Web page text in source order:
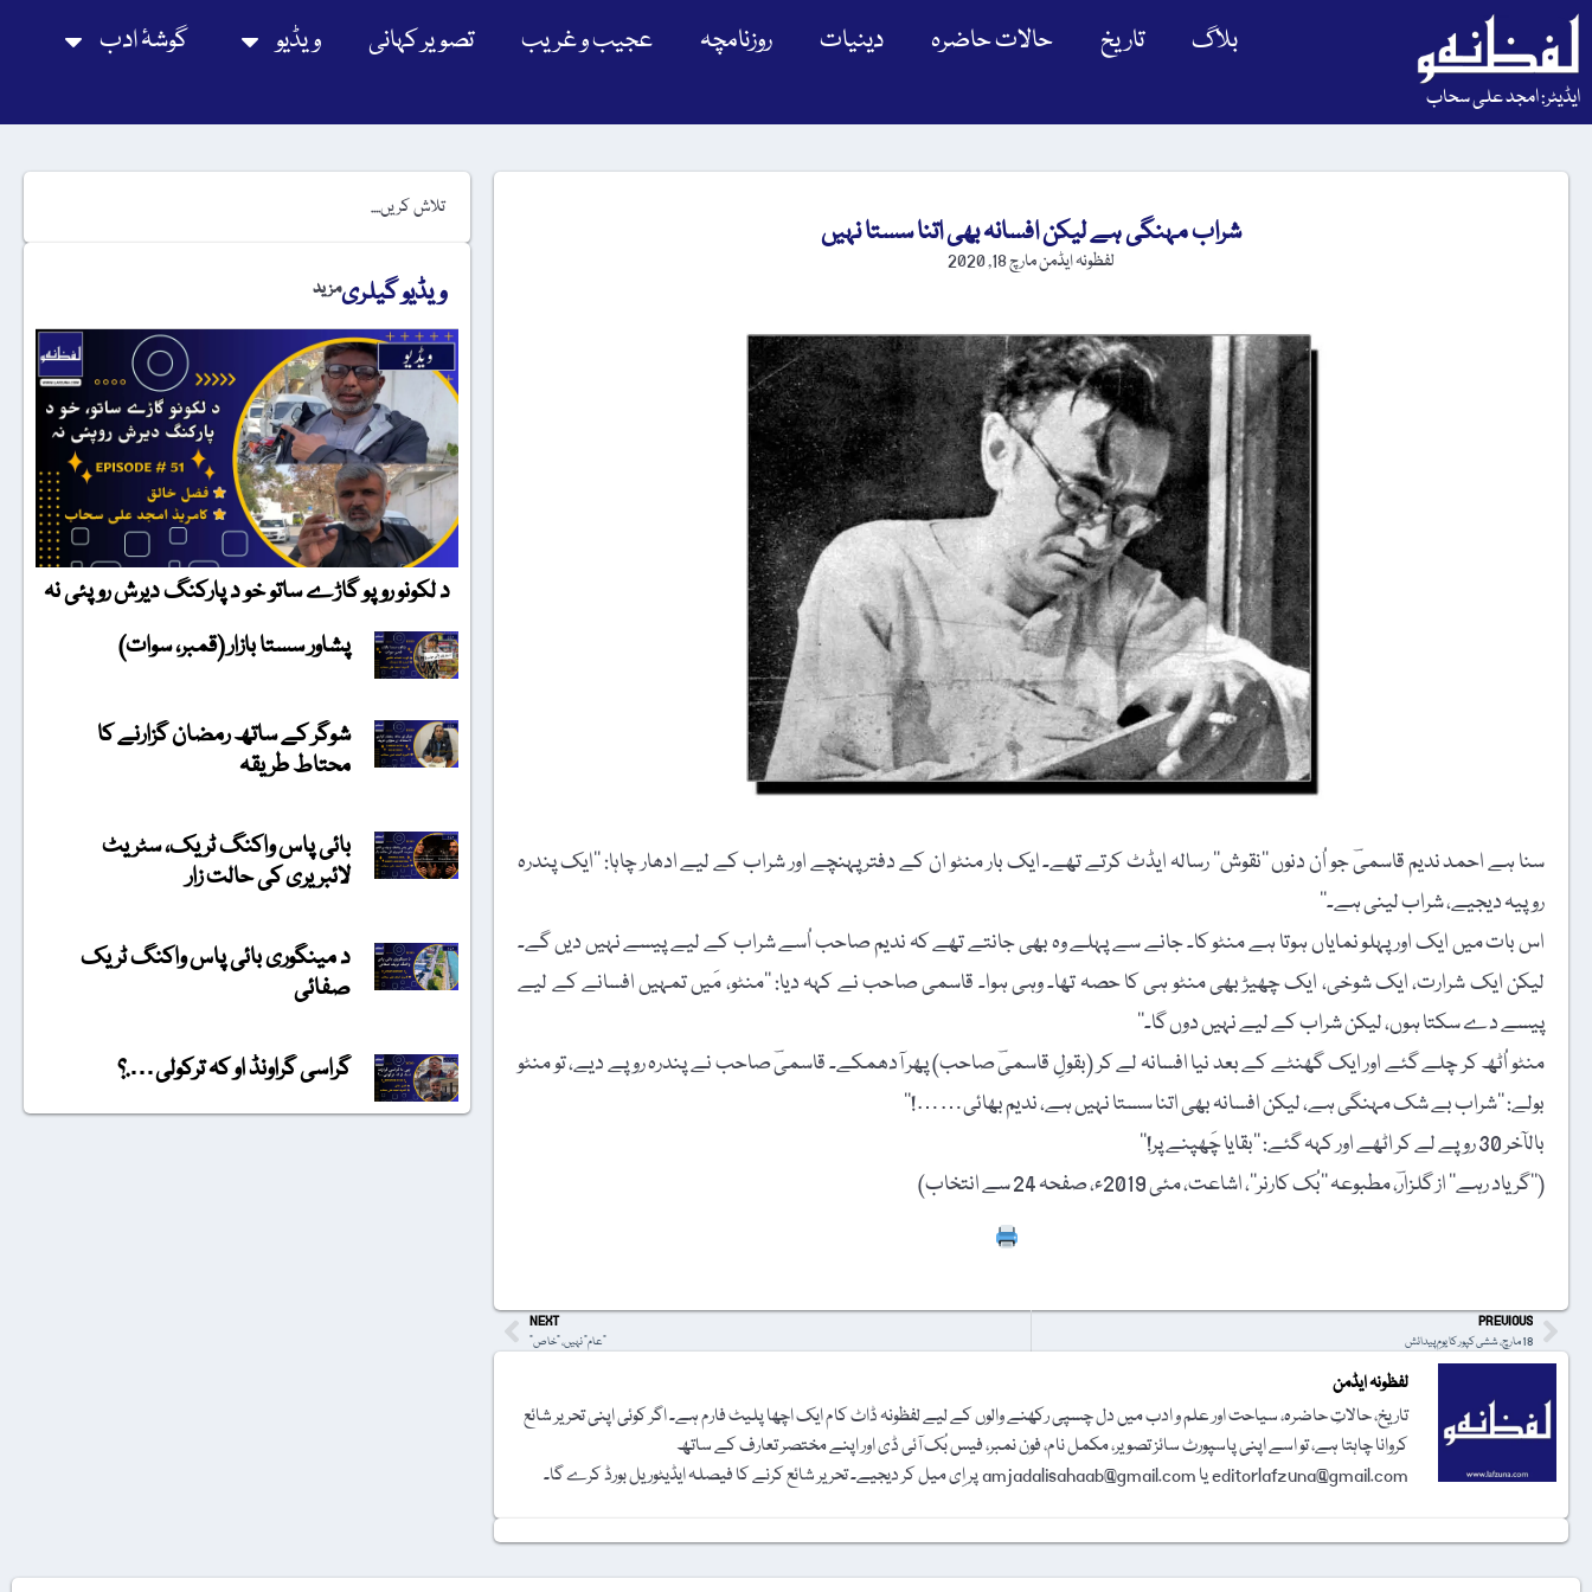
ایڈیٹر: امجد علی سحاب
بلاگ تاریخ حالات حاضرہ دینیات روزنامچہ عجیب و غریب تصویر کہانی ویڈیو گوشۂ ادب
شراب مہنگی ہے لیکن افسانہ بھی اتنا سستا نہیں
لفظونہ ایڈمنمارچ 18, 2020
سنا ہے احمد ندیم قاسمیؔ جو اُن دنوں ’’نقوش‘‘ رسالہ ایڈٹ کرتے تھے۔ ایک بار منٹو ان کے دفتر پہنچے اور شراب کے لیے ادھار چاہا: ’’ایک پندرہ
روپیہ دیجیے، شراب لینی ہے۔‘‘
اس بات میں ایک اور پہلو نمایاں ہوتا ہے منٹو کا۔ جانے سے پہلے وہ بھی جانتے تھے کہ ندیم صاحب اُسے شراب کے لیے پیسے نہیں دیں گے۔
لیکن ایک شرارت، ایک شوخی، ایک چھیڑ بھی منٹو ہی کا حصہ تھا۔ وہی ہوا۔ قاسمی صاحب نے کہہ دیا: ’’منٹو، مَیں تمہیں افسانے کے لیے
پیسے دے سکتا ہوں، لیکن شراب کے لیے نہیں دوں گا۔‘‘
منٹو اُٹھ کر چلے گئے اور ایک گھنٹے کے بعد نیا افسانہ لے کر (بقولِ قاسمیؔ صاحب) پھر آدھمکے۔ قاسمیؔ صاحب نے پندرہ روپے دیے، تو منٹو
بولے: ’’شراب بے شک مہنگی ہے، لیکن افسانہ بھی اتنا سستا نہیں ہے، ندیم بھائی……!‘‘
بالآخر 30 روپے لے کر اٹھے اور کہہ گئے: ’’بقایا چَھپنے پر!‘‘
(’’گر یاد رہے‘‘ از گلزارؔ، مطبوعہ ’’بُک کارنر‘‘، اشاعت، مئی 2019ء، صفحہ 24 سے انتخاب)
PREVIOUS
18 مارچ، ششی کپور کا یومِ پیدائش
NEXT
"عام” نہیں، "خاص”
لفظونہ ایڈمن
تاریخ، حالاتِ حاضرہ، سیاحت اور علم و ادب میں دل چسپی رکھنے والوں کے لیے لفظونہ ڈاٹ کام ایک اچھا پلیٹ فارم ہے۔ اگر کوئی اپنی تحریر شائع
کروانا چاہتا ہے، تو اسے اپنی پاسپورٹ سائز تصویر، مکمل نام، فون نمبر، فیس بُک آئی ڈی اور اپنے مختصر تعارف کے ساتھ
editorlafzuna@gmail.com یا amjadalisahaab@gmail.com پر اِی میل کر دیجیے۔ تحریر شائع کرنے کا فیصلہ ایڈیٹوریل بورڈ کرے گا۔
ویڈیو گیلریمزید
د لکونو روپو گاڑے ساتو خو د پارکنگ دیرش روپئی نہ
پشاور سستا بازار (قمبر، سوات)
شوگر کے ساتھ رمضان گزارنے کا
محتاط طریقہ
بائی پاس واکنگ ٹریک، سٹریٹ
لائبریری کی حالت زار
د مینگوری بائی پاس واکنگ ٹریک
صفائی
گراسی گراونڈ او کہ ترکولی….؟